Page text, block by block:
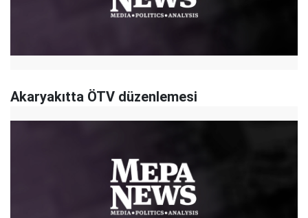
Akaryakıtta ÖTV düzenlemesi